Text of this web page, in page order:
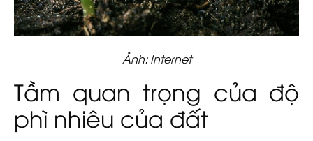
Ảnh: Internet
Tầm quan trọng của độ
phì nhiêu của đất